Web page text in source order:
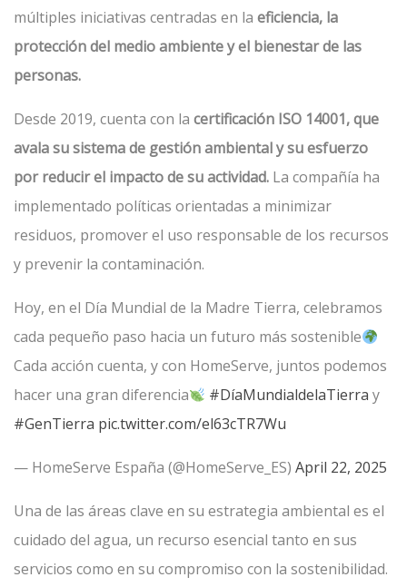
múltiples iniciativas centradas en la eficiencia, la
protección del medio ambiente y el bienestar de las
personas.
Desde 2019, cuenta con la certificación ISO 14001, que
avala su sistema de gestión ambiental y su esfuerzo
por reducir el impacto de su actividad. La compañía ha
implementado políticas orientadas a minimizar
residuos, promover el uso responsable de los recursos
y prevenir la contaminación.
Hoy, en el Día Mundial de la Madre Tierra, celebramos
cada pequeño paso hacia un futuro más sostenible
Cada acción cuenta, y con HomeServe, juntos podemos
hacer una gran diferencia
#DíaMundialdelaTierra y
#GenTierra pic.twitter.com/el63cTR7Wu
— HomeServe España (@HomeServe_ES) April 22, 2025
Una de las áreas clave en su estrategia ambiental es el
cuidado del agua, un recurso esencial tanto en sus
servicios como en su compromiso con la sostenibilidad.